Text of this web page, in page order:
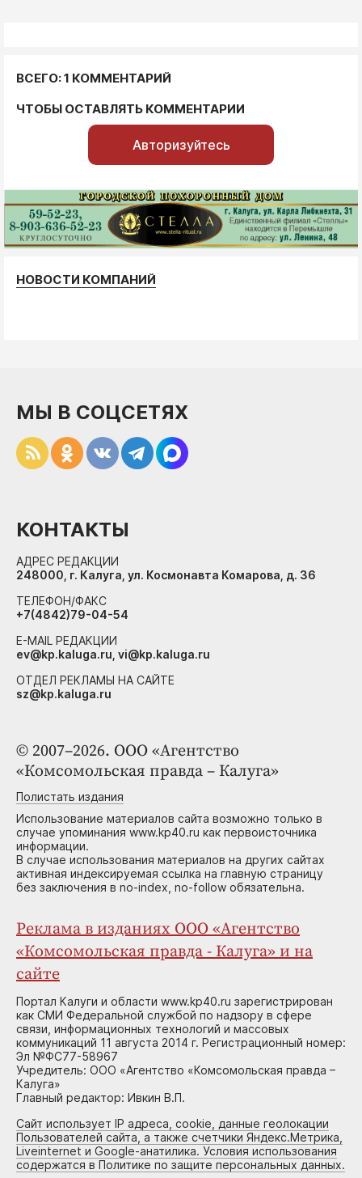
ВСЕГО: 1 КОММЕНТАРИЙ
ЧТОБЫ ОСТАВЛЯТЬ КОММЕНТАРИИ
Авторизуйтесь
НОВОСТИ КОМПАНИЙ
© 2007–2026. ООО «Агентство
«Комсомольская правда – Калуга»
Полистать издания
Использование материалов сайта возможно только в
случае упоминания www.kp40.ru как первоисточника
информации.
В случае использования материалов на других сайтах
активная индексируемая ссылка на главную страницу
без заключения в no-index, no-follow обязательна.
Реклама в изданиях ООО «Агентство
«Комсомольская правда - Калуга» и на
сайте
Портал Калуги и области www.kp40.ru зарегистрирован
как СМИ Федеральной службой по надзору в сфере
связи, информационных технологий и массовых
коммуникаций 11 августа 2014 г. Регистрационный номер:
Эл №ФС77-58967
Учредитель: ООО «Агентство «Комсомольская правда –
Калуга»
Главный редактор: Ивкин В.П.
Сайт использует IP адреса, cookie, данные геолокации
Пользователей сайта, а также счетчики Яндекс.Метрика,
Liveinternet и Google-анатилика. Условия использования
содержатся в Политике по защите персональных данных.
МЫ В СОЦСЕТЯХ
КОНТАКТЫ
АДРЕС РЕДАКЦИИ
248000, г. Калуга, ул. Космонавта Комарова, д. 36
ТЕЛЕФОН/ФАКС
+7(4842)79-04-54
E-MAIL РЕДАКЦИИ
ev@kp.kaluga.ru, vi@kp.kaluga.ru
ОТДЕЛ РЕКЛАМЫ НА САЙТЕ
sz@kp.kaluga.ru